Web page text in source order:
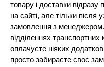
товару і доставки
на сайті, але тільки після
замовлення з
відділеннях
оплачуєте ніяких
просто забираєте своє